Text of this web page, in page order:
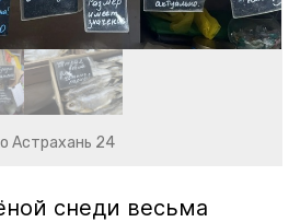
Астрахань 24
снеди весьма